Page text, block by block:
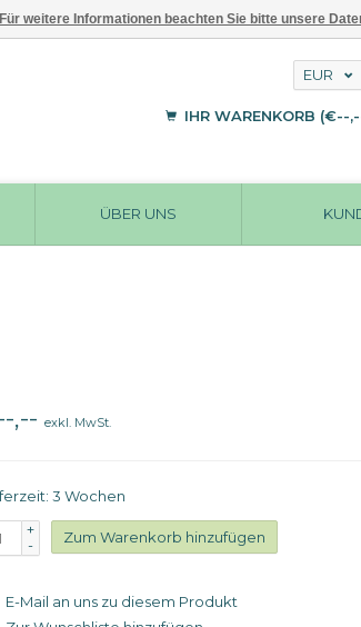
EUR
USD
IHR WARENKORB (€--
ÜBER UNS
,--exkl. MwSt.
3 Wochen
+
-
Zum Warenkorb hinzufügen
E-Mail an uns zu diesem Produkt
Für weitere Informationen beachten Sie bitte unsere